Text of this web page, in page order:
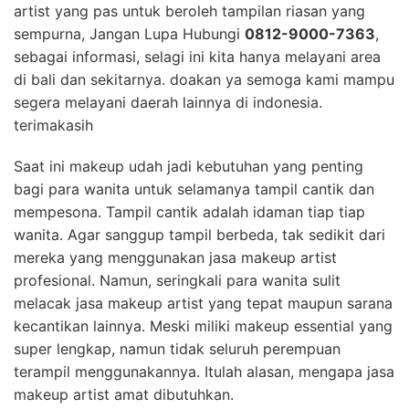
artist yang pas untuk beroleh tampilan riasan yang
sempurna, Jangan Lupa Hubungi 0812-9000-7363,
sebagai informasi, selagi ini kita hanya melayani area
di bali dan sekitarnya. doakan ya semoga kami mampu
segera melayani daerah lainnya di indonesia.
terimakasih
Saat ini makeup udah jadi kebutuhan yang penting
bagi para wanita untuk selamanya tampil cantik dan
mempesona. Tampil cantik adalah idaman tiap tiap
wanita. Agar sanggup tampil berbeda, tak sedikit dari
mereka yang menggunakan jasa makeup artist
profesional. Namun, seringkali para wanita sulit
melacak jasa makeup artist yang tepat maupun sarana
kecantikan lainnya. Meski miliki makeup essential yang
super lengkap, namun tidak seluruh perempuan
terampil menggunakannya. Itulah alasan, mengapa jasa
makeup artist amat dibutuhkan.